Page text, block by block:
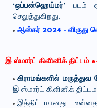
‘ஒப்பன்ஹெய்மர்’ படம்
செலுத்துகிறது.
ஆஸ்கர் 2024 - விருது
இ ஸ்மார்ட் கிளினிக் திட்டம்
கிராமங்களில் மருத்துவ
இ ஸ்மார்ட் கிளினிக்
இத்திட்டமானது